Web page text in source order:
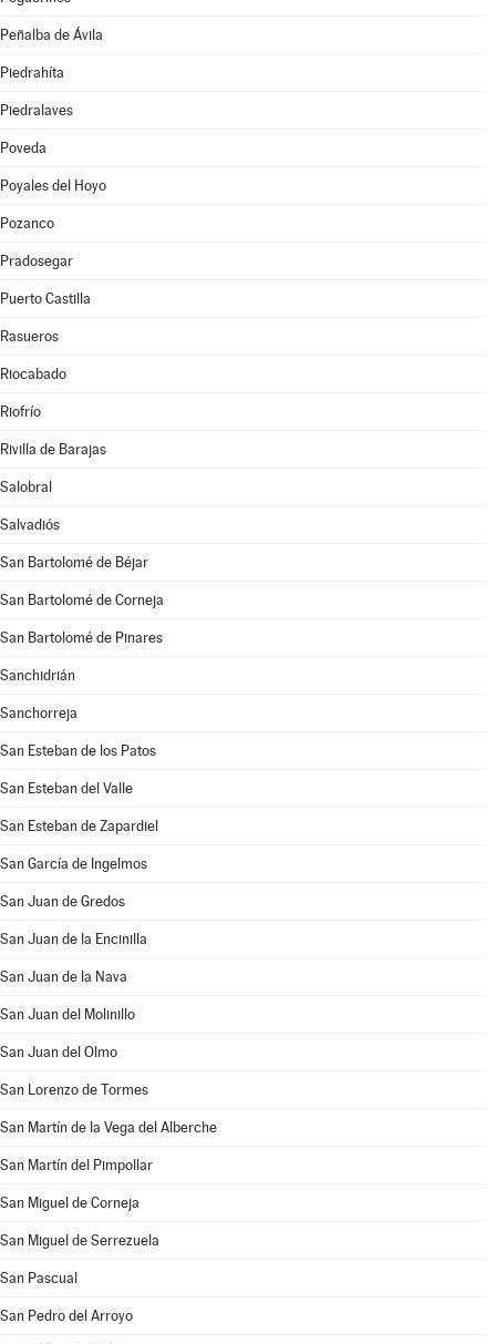
Peñalba de Ávila
Piedrahíta
Piedralaves
Poveda
Poyales del Hoyo
Pozanco
Pradosegar
Puerto Castilla
Rasueros
Riocabado
Riofrío
Rivilla de Barajas
Salobral
Salvadiós
San Bartolomé de Béjar
San Bartolomé de Corneja
San Bartolomé de Pinares
Sanchidrián
Sanchorreja
San Esteban de los Patos
San Esteban del Valle
San Esteban de Zapardiel
San García de Ingelmos
San Juan de Gredos
San Juan de la Encinilla
San Juan de la Nava
San Juan del Molinillo
San Juan del Olmo
San Lorenzo de Tormes
San Martín de la Vega del Alberche
San Martín del Pimpollar
San Miguel de Corneja
San Miguel de Serrezuela
San Pascual
San Pedro del Arroyo